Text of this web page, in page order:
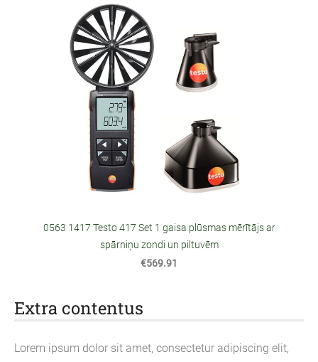
Extra contentus
Lorem ipsum dolor sit amet, consectetur adipiscing elit,
0563 1417 Testo 417 Set 1 gaisa plūsmas mērītājs ar
spārniņu zondi un piltuvēm
€569.91